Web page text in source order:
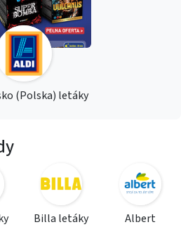
(Polska) letáky
Billa letáky
Albert